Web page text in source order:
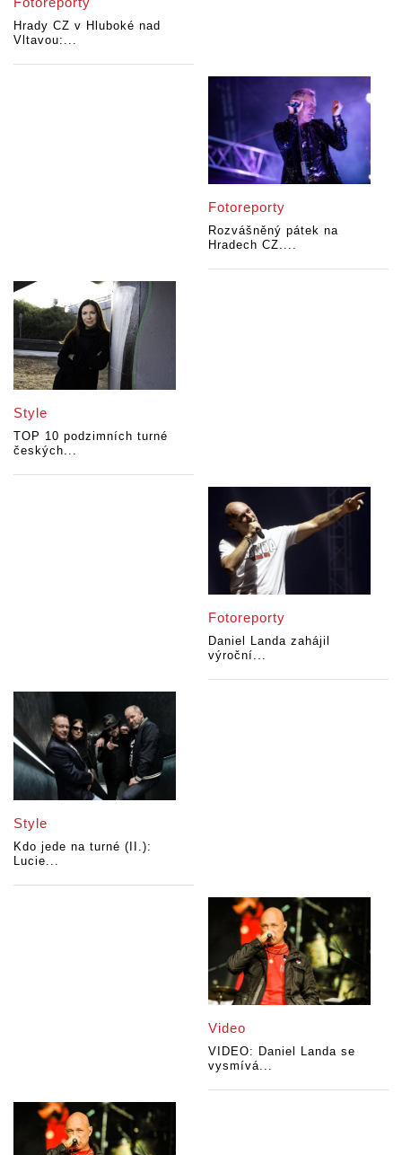
Hrady CZ v Hluboké nad
Vltavou:...
Fotoreporty
Rozvášněný pátek na
Hradech CZ....
Style
TOP 10 podzimních turné
českých...
Fotoreporty
Daniel Landa zahájil
výroční...
Style
Kdo jede na turné (II.):
Lucie...
Video
VIDEO: Daniel Landa se
vysmívá...